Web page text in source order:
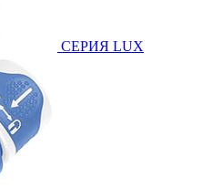
СЕРИЯ LUX